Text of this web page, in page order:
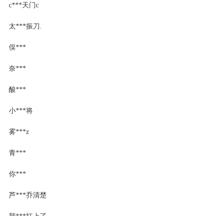
c***天门c
太***振刀.
俣***
奈***
酸***
小***将
雾***z
青***
你***
芦***乔清楚